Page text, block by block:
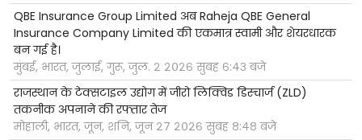
QBE Insurance Group Limited अब Raheja QBE General
Insurance Company Limited की एकमात्र स्वामी और शेयरधारक
बन गई है।
मुंबई, भारत, जुलाई, गुरू, जुल. २ २०२६ सुबह ६:४३ बजे
राजस्थान के टेक्सटाइल उद्योग में जीरो लिक्विड डिस्चार्ज (ZLD)
तकनीक अपनाने की रफ्तार तेज
मोहाली, भारत, जून, शनि, जून २७ २०२६ सुबह ८:४८ बजे